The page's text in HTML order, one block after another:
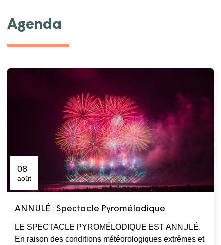
Agenda
08
août
ANNULÉ : Spectacle Pyromélodique
LE SPECTACLE PYROMÉLODIQUE EST ANNULÉ.
En raison des conditions météorologiques extrêmes et